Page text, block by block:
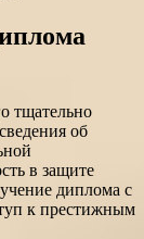
тщательно
об
в защите
диплома с
к престижным